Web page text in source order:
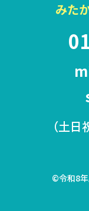
みた
（土
©令和8